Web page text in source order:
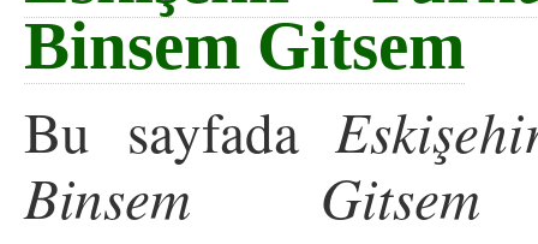
Binsem Gitsem
Bu sayfada
Binsem Gitsem